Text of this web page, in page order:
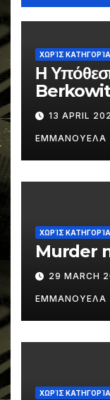
ΧΩΡΊΣ ΚΑΤΗΓΟΡΊΑ
Η
13 APRIL
ΕΜΜΑΝΟΥΕΛΑ
ΧΩΡΊΣ ΚΑΤΗΓΟΡΊΑ
Murder
29 MARCH
ΕΜΜΑΝΟΥΕΛΑ
ΧΩΡΊΣ ΚΑΤΗΓΟΡΊΑ